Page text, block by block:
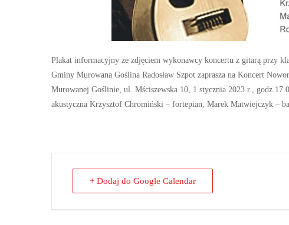
Plakat informacyjny ze zdjęciem wykonawcy koncertu z gitarą przy
Gminy Murowana Goślina Radosław Szpot zaprasza na Koncert
Murowanej Goślinie, ul. Mściszewska 10, 1 stycznia 2023 r.,
akustyczna Krzysztof Chromiński – fortepian, Marek Matwiejczyk –
+ Dodaj do Google Calendar